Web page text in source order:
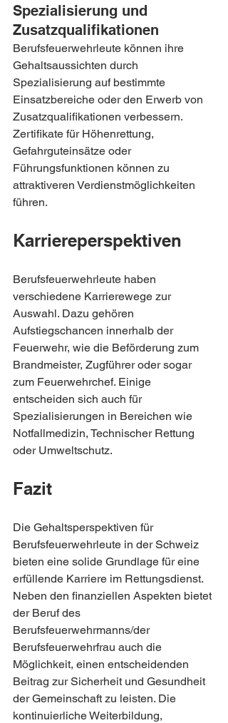
Spezialisierung und
Zusatzqualifikationen
Berufsfeuerwehrleute können ihre
Gehaltsaussichten durch
Spezialisierung auf bestimmte
Einsatzbereiche oder den Erwerb von
Zusatzqualifikationen verbessern.
Zertifikate für Höhenrettung,
Gefahrguteinsätze oder
Führungsfunktionen können zu
attraktiveren Verdienstmöglichkeiten
führen.
Karriereperspektiven
Berufsfeuerwehrleute haben
verschiedene Karrierewege zur
Auswahl. Dazu gehören
Aufstiegschancen innerhalb der
Feuerwehr, wie die Beförderung zum
Brandmeister, Zugführer oder sogar
zum Feuerwehrchef. Einige
entscheiden sich auch für
Spezialisierungen in Bereichen wie
Notfallmedizin, Technischer Rettung
oder Umweltschutz.
Fazit
Die Gehaltsperspektiven für
Berufsfeuerwehrleute in der Schweiz
bieten eine solide Grundlage für eine
erfüllende Karriere im Rettungsdienst.
Neben den finanziellen Aspekten bietet
der Beruf des
Berufsfeuerwehrmanns/der
Berufsfeuerwehrfrau auch die
Möglichkeit, einen entscheidenden
Beitrag zur Sicherheit und Gesundheit
der Gemeinschaft zu leisten. Die
kontinuierliche Weiterbildung,